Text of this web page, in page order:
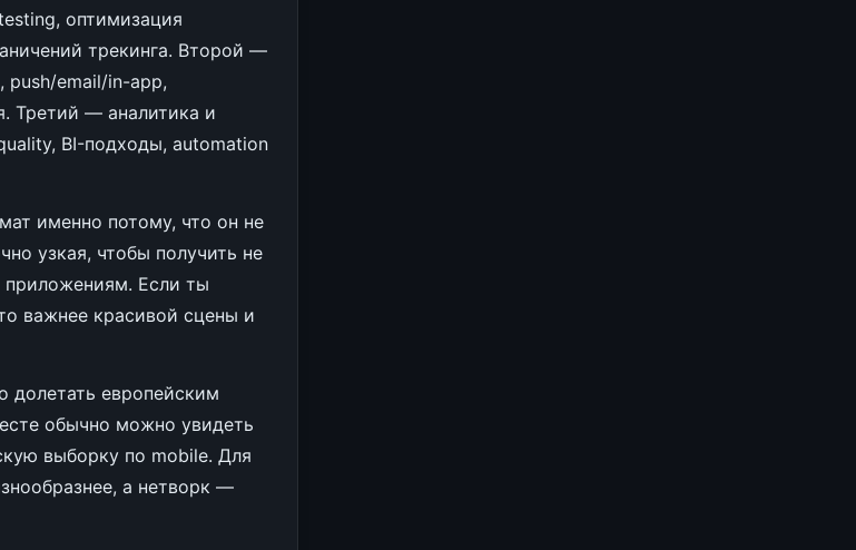
оптимизация
трекинга. Второй —
email/in-app,
Третий — аналитика и
BI-подходы, automation
именно потому, что он не
узкая, чтобы получить не
приложениям. Если ты
важнее красивой сцены и
европейским
обычно можно увидеть
выборку по mobile. Для
а нетворк —